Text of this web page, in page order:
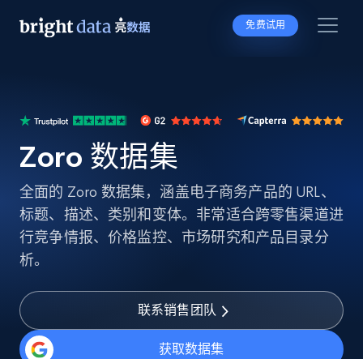
免费试用
Zoro 数据集
全面的 Zoro 数据集，涵盖电子商务产品的 URL、
标题、描述、类别和变体。非常适合跨零售渠道进
行竞争情报、价格监控、市场研究和产品目录分
析。
联系销售团队
获取数据集